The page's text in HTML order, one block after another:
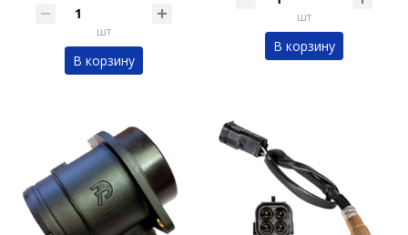
шт
В корзину
шт
В корзину